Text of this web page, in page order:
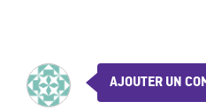
AJOUTER UN